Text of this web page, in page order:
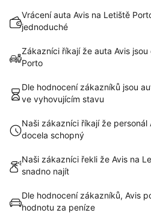
Vrácení auta Avis na Letiště
jednoduché
Zákazníci říkají že auta Avis
Porto
Dle hodnocení zákazníků jsou
ve vyhovujícím stavu
Naši zákazníci říkají že personál
docela schopný
Naši zákazníci řekli že Avis na
snadno najít
Dle hodnocení zákazníků, Avis
hodnotu za peníze